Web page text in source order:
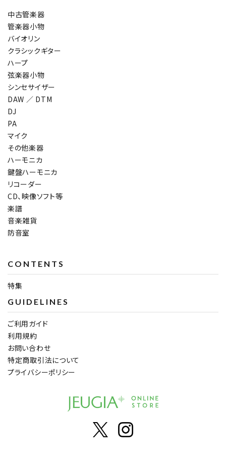
中古管楽器
管楽器小物
バイオリン
クラシックギター
ハープ
弦楽器小物
シンセサイザー
DAW ／ DTM
DJ
PA
マイク
その他楽器
ハーモニカ
鍵盤ハーモニカ
リコーダー
CD、映像ソフト等
楽譜
音楽雑貨
防音室
CONTENTS
特集
GUIDELINES
ご利用ガイド
利用規約
お問い合わせ
特定商取引法について
プライバシーポリシー